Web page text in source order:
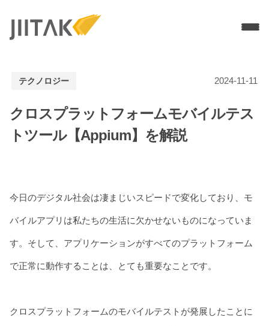
ソリューションデザイン
PMF／グロース支援
UI / UXデザイン
モバイルアプリ開発
WEBアプリ開発
Flutter開発
Node.js
React
Company
Recruit
Blog
テクノロジー 2024-11-11
クロスプラットフォームモバイルテス
トツール【Appium】を解説
今日のデジタル社会は凄まじいスピードで変化しており、モ
バイルアプリは私たちの生活に欠かせないものになっていま
す。そして、アプリケーションがすべてのプラットフォーム
で正常に動作することは、とても重要なことです。
クロスプラットフォームのモバイルテストが発展したことに